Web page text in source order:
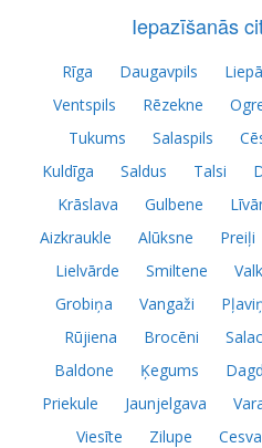
Iepazīšanās
Rīga Daugavpils
Ventspils
Rēzekne
Tukums
Salaspils
Kuldīga
Saldus Talsi
Krāslava
Gulbene
Aizkraukle
Alūksne Preiļi
Lielvārde
Smiltene
Grobiņa
Vangaži
Rūjiena
Brocēni
Baldone
Ķegums
Priekule
Jaunjelgava
Viesīte
Zilupe